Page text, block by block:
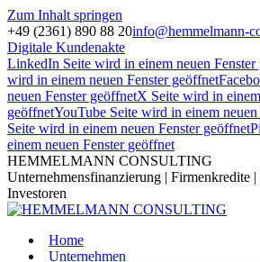
Zum Inhalt springen
+49 (2361) 890 88 20info@hemmelmann-
Digitale Kundenakte
LinkedIn Seite wird in einem neuen Fenster
wird in einem neuen Fenster geöffnet
neuen Fenster geöffnetX Seite wird in
geöffnetYouTube Seite wird in einem
Seite wird in einem neuen Fenster geöffnet
einem neuen Fenster geöffnet
HEMMELMANN CONSULTING
Unternehmensfinanzierung | Firmenkredite
Investoren
Home
Unternehmen